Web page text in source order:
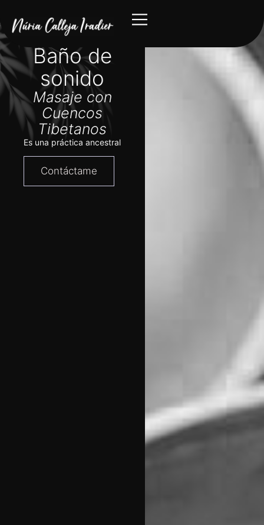
Baño de
sonido
Masaje con
Cuencos
Tibetanos
Es una práctica ancestral
Contáctame